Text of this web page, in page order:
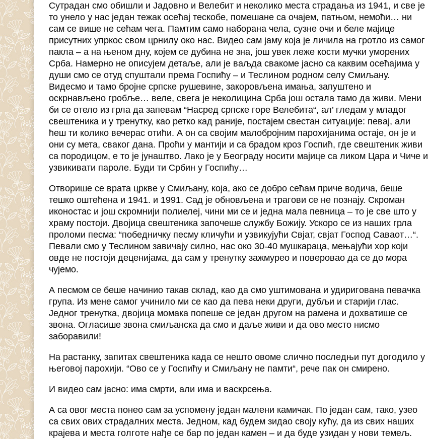
Сутрадан смо обишли и Јадовно и Велебит и неколико места страдања из 1941, и све је
то унело у нас један тежак осећај тескобе, помешане са очајем, патњом, немоћи… ни
сам се више не сећам чега. Памтим само наборана чела, сузне очи и беле мајице
присутних упркос свом црнилу око нас. Видео сам јаму која је личила на гротло из самог
пакла – а на њеном дну, којем се дубина не зна, још увек леже кости мучки уморених
Срба. Намерно не описујем детаље, али је ваљда свакоме јасно са каквим осећајима у
души смо се отуд спуштали према Госпићу – и Теслином родном селу Смиљану.
Видесмо и тамо бројне српске рушевине, закоровљена имања, запуштено и
оскрнављено гробље… веле, свега је неколицина Срба још остала тамо да живи. Мени
би се отело из грла да запевам “Насред српске горе Велебита“, ал’ гледам у младог
свештеника и у тренутку, као ретко кад раније, постајем свестан ситуације: певај, али
ћеш ти колико вечерас отићи. А он са својим малобројним парохијанима остаје, он је и
они су мета, сваког дана. Проћи у мантији и са брадом кроз Госпић, где свештеник живи
са породицом, е то је јунаштво. Лако је у Београду носити мајице са ликом Цара и Чиче и
узвикивати пароле. Буди ти Србин у Госпићу…
Отворише се врата цркве у Смиљану, која, ако се добро сећам приче водича, беше
тешко оштећена и 1941. и 1991. Сад је обновљена и трагови се не познају. Скроман
иконостас и још скромнији полиелеј, чини ми се и једна мала певница – то је све што у
храму постоји. Двојица свештеника започеше службу Божију. Ускоро се из наших грла
проломи песма: “победничку песму кличући и узвикујући Свјат, свјат Господ Саваот…“.
Певали смо у Теслином завичају силно, нас око 30-40 мушкараца, мењајући хор који
овде не постоји деценијама, да сам у тренутку зажмурео и поверовао да се до мора
чујемо.
А песмом се беше начинио такав склад, као да смо уштимована и удиригована певачка
група. Из мене самог учинило ми се као да пева неки други, дубљи и старији глас.
Једног тренутка, двојица момака попеше се један другом на рамена и дохватише се
звона. Огласише звона смиљанска да смо и даље живи и да ово место нисмо
заборавили!
На растанку, запитах свештеника када се нешто овоме слично последњи пут догодило у
његовој парохији. “Ово се у Госпићу и Смиљану не памти“, рече пак он смирено.
И видео сам јасно: има смрти, али има и васкрсења.
А са овог места понео сам за успомену један малени камичак. По један сам, тако, узео
са свих ових страдалних места. Једном, кад будем зидао своју кућу, да из свих наших
крајева и места голготе нађе се бар по један камен – и да буде узидан у нови темељ.